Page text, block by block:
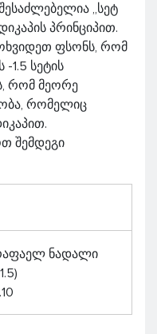
„სეტ
პრინციპით.
ფსონს, რომ
1.5 სეტის
რომ მეორე
რომელიც
შემდეგი
ნადალი
1.5)